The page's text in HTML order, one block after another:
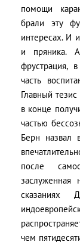
помощи
брали эту
интересах. И
и пряника.
фрустрация,
часть
Главный
в конце
частью
Берн назвал
после
заслуженная
сказаниях
чем